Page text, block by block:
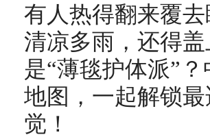
有人热得翻来覆
清凉多雨，还得
是“薄毯护体派”
地图，一起解锁
觉！